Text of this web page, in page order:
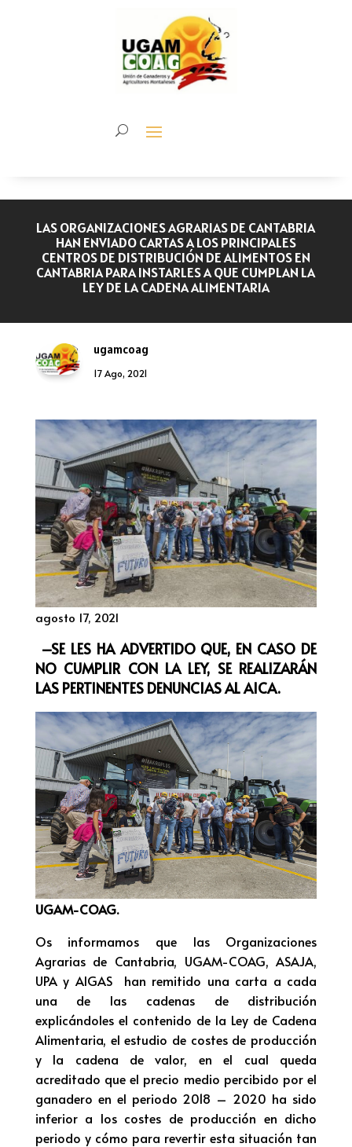
LAS ORGANIZACIONES AGRARIAS DE CANTABRIA
HAN ENVIADO CARTAS A LOS PRINCIPALES
CENTROS DE DISTRIBUCIÓN DE ALIMENTOS EN
CANTABRIA PARA INSTARLES A QUE CUMPLAN LA
LEY DE LA CADENA ALIMENTARIA
ugamcoag
17 Ago, 2021
agosto 17, 2021
–SE LES HA ADVERTIDO QUE, EN CASO DE
NO CUMPLIR CON LA LEY, SE REALIZARÁN
LAS PERTINENTES DENUNCIAS AL AICA.
UGAM-COAG.
Os informamos que las Organizaciones
Agrarias de Cantabria, UGAM-COAG, ASAJA,
UPA y AIGAS han remitido una carta a cada
una de las cadenas de distribución
explicándoles el contenido de la Ley de Cadena
Alimentaria, el estudio de costes de producción
y la cadena de valor, en el cual queda
acreditado que el precio medio percibido por el
ganadero en el periodo 2018 – 2020 ha sido
inferior a los costes de producción en dicho
periodo y cómo para revertir esta situación tan